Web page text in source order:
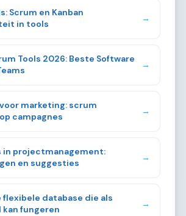
Scrum en Kanban
in tools
→
Tools 2026: Beste Software
→
marketing: scrum
campagnes
→
projectmanagement:
en suggesties
→
flexibele database die als
fungeren
→